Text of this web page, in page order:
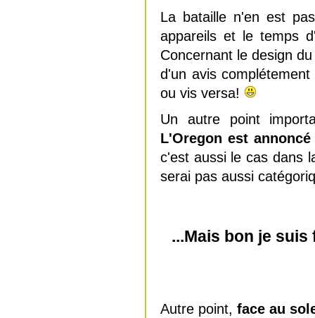
La bataille n'en est
appareils et le temps
Concernant le design
d'un avis
ou vis versa!
Un autre point
L'Oregon est
c'est aussi le cas dans
serai pas aussi
...Mais bon je
Autre point, face au